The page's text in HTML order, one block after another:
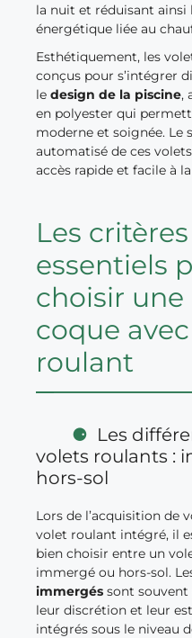
la nuit et réduisant
énergétique liée au
Esthétiquement, les
conçus pour s’intégrer
le design de la piscine,
en polyester qui
moderne et soignée. Le
automatisé de ces
accès rapide et facile à
Les critères
essentiels
choisir une
coque
roulant
Les
volets roulants :
hors-sol
Lors de l’acquisition de
volet roulant intégré, il
bien choisir entre un
immergé ou hors-sol.
immergés sont
leur discrétion et leur
intégrés sous le niveau